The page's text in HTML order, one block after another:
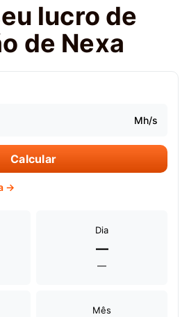
lucro de
de Nexa
Mh/s
Calcular
→
Dia
—
—
Mês